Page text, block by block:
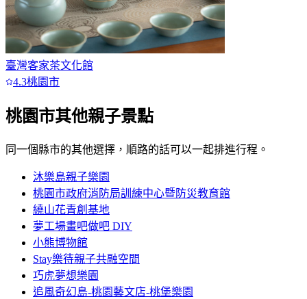
臺灣客家茶文化館
4.3桃園市
桃園市其他親子景點
同一個縣市的其他選擇，順路的話可以一起排進行程。
沐樂島親子樂園
桃園市政府消防局訓練中心暨防災教育館
繞山花青創基地
夢工場畫吧做吧 DIY
小熊博物館
Stay樂待親子共融空間
巧虎夢想樂園
追風奇幻島-桃園藝文店-桃堡樂園